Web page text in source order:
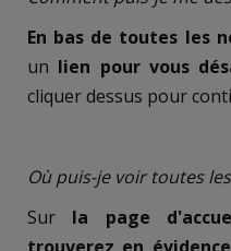
En bas de toutes les
un lien pour vous
cliquer dessus pour
Où puis-je voir toutes
Sur la page